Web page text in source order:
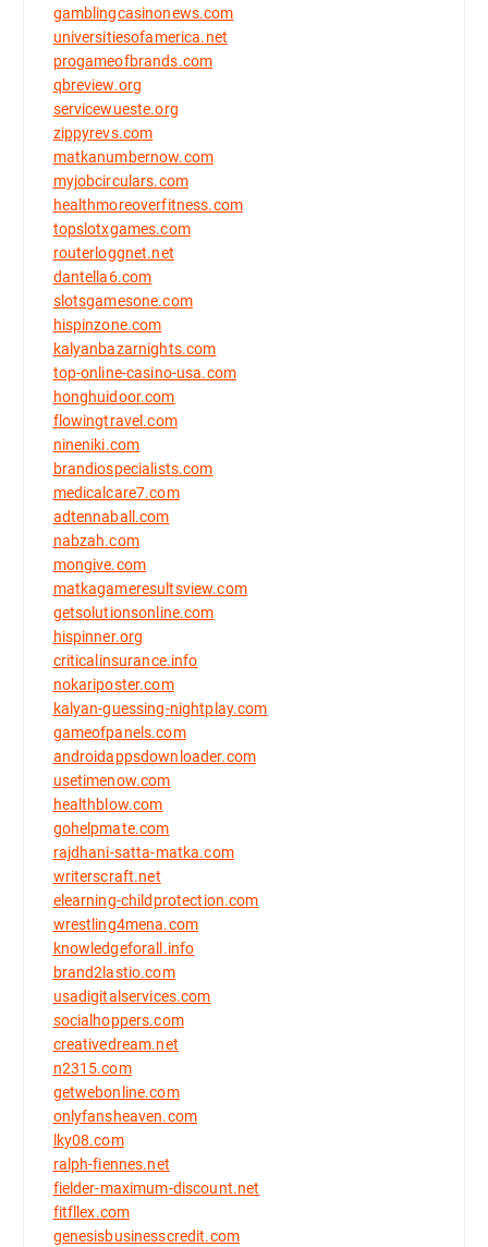
gamblingcasinonews.com
universitiesofamerica.net
progameofbrands.com
qbreview.org
servicewueste.org
zippyrevs.com
matkanumbernow.com
myjobcirculars.com
healthmoreoverfitness.com
topslotxgames.com
routerloggnet.net
dantella6.com
slotsgamesone.com
hispinzone.com
kalyanbazarnights.com
top-online-casino-usa.com
honghuidoor.com
flowingtravel.com
nineniki.com
brandiospecialists.com
medicalcare7.com
adtennaball.com
nabzah.com
mongive.com
matkagameresultsview.com
getsolutionsonline.com
hispinner.org
criticalinsurance.info
nokariposter.com
kalyan-guessing-nightplay.com
gameofpanels.com
androidappsdownloader.com
usetimenow.com
healthblow.com
gohelpmate.com
rajdhani-satta-matka.com
writerscraft.net
elearning-childprotection.com
wrestling4mena.com
knowledgeforall.info
brand2lastio.com
usadigitalservices.com
socialhoppers.com
creativedream.net
n2315.com
getwebonline.com
onlyfansheaven.com
lky08.com
ralph-fiennes.net
fielder-maximum-discount.net
fitfllex.com
genesisbusinesscredit.com